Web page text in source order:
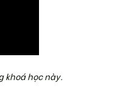
khoá học này.